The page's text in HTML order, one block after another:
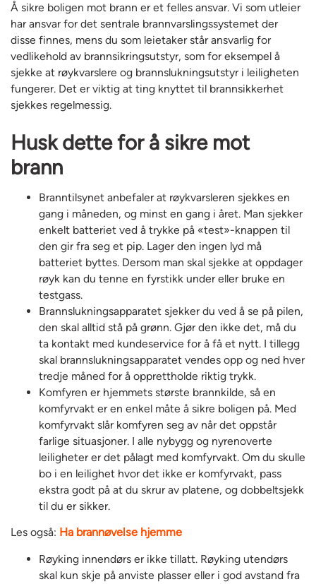
Å sikre boligen mot brann er et felles ansvar. Vi som utleier
har ansvar for det sentrale brannvarslingssystemet der
disse finnes, mens du som leietaker står ansvarlig for
vedlikehold av brannsikringsutstyr, som for eksempel å
sjekke at røykvarslere og brannslukningsutstyr i leiligheten
fungerer. Det er viktig at ting knyttet til brannsikkerhet
sjekkes regelmessig.
Husk dette for å sikre mot
brann
Branntilsynet anbefaler at røykvarsleren sjekkes en
gang i måneden, og minst en gang i året. Man sjekker
enkelt batteriet ved å trykke på «test»-knappen til
den gir fra seg et pip. Lager den ingen lyd må
batteriet byttes. Dersom man skal sjekke at oppdager
røyk kan du tenne en fyrstikk under eller bruke en
testgass.
Brannslukningsapparatet sjekker du ved å se på pilen,
den skal alltid stå på grønn. Gjør den ikke det, må du
ta kontakt med kundeservice for å få et nytt. I tillegg
skal brannslukningsapparatet vendes opp og ned hver
tredje måned for å opprettholde riktig trykk.
Komfyren er hjemmets største brannkilde, så en
komfyrvakt er en enkel måte å sikre boligen på. Med
komfyrvakt slår komfyren seg av når det oppstår
farlige situasjoner. I alle nybygg og nyrenoverte
leiligheter er det pålagt med komfyrvakt. Om du skulle
bo i en leilighet hvor det ikke er komfyrvakt, pass
ekstra godt på at du skrur av platene, og dobbeltsjekk
til du er sikker.
Les også: Ha brannøvelse hjemme
Røyking innendørs er ikke tillatt. Røyking utendørs
skal kun skje på anviste plasser eller i god avstand fra